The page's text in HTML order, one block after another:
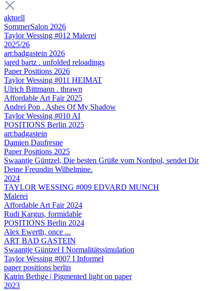
aktuell
SommerSalon 2026
Taylor Wessing #012 Malerei
2025/26
art:badgastein 2026
jared bartz . unfolded reloadings
Paper Positions 2026
Taylor Wessing #011 HEIMAT
Ulrich Bittmann . thrawn
Affordable Art Fair 2025
Andrei Pop . Ashes Of My Shadow
Taylor Wessing #010 AI
POSITIONS Berlin 2025
art:badgastein
Damien Daufresne
Paper Positions 2025
Swaantje Güntzel, Die besten Grüße vom Nordpol, sendet Dir
Deine Freundin Wilhelmine.
2024
TAYLOR WESSING #009 EDVARD MUNCH
Malerei
Affordable Art Fair 2024
Rudi Kargus, formidable
POSITIONS Berlin 2024
Alex Ewerth, once ...
ART BAD GASTEIN
Swaantje Güntzel I Normalitätssimulation
Taylor Wessing #007 I Informel
paper positions berlin
Katrin Bethge | Pigmented light on paper
2023